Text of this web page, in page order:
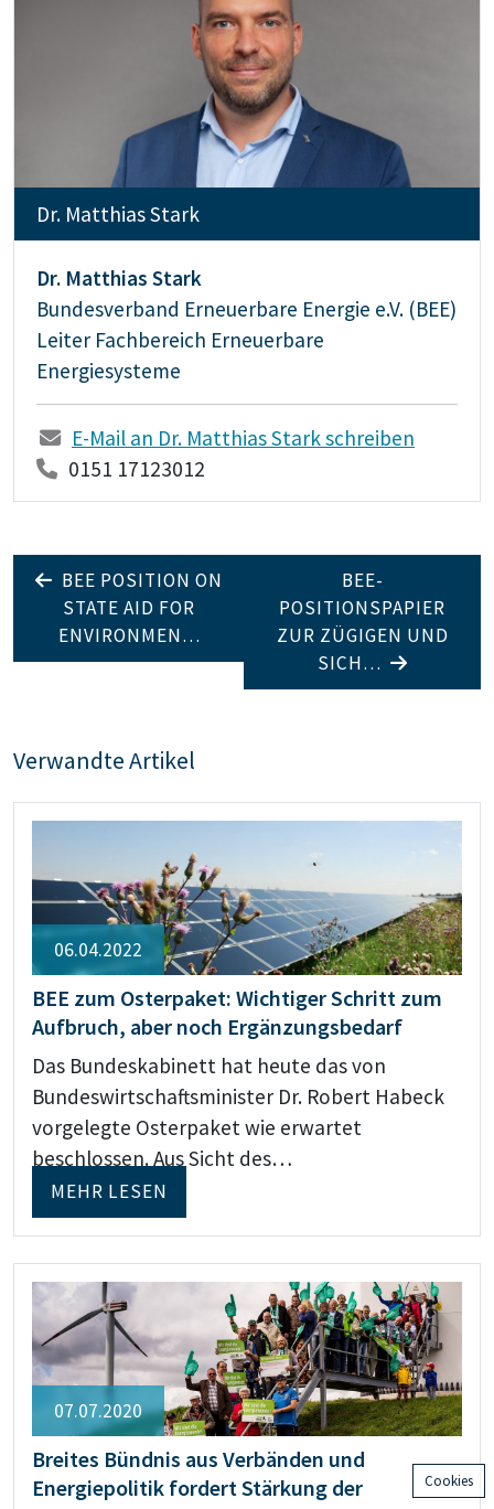
Dr. Matthias Stark
Dr. Matthias Stark
Bundesverband Erneuerbare Energie e.V. (BEE)
Leiter Fachbereich Erneuerbare
Energiesysteme
E-Mail an Dr. Matthias Stark schreiben
0151 17123012
BEE POSITION ON
STATE AID FOR
ENVIRONMEN…
BEE-
POSITIONSPAPIER
ZUR ZÜGIGEN UND
SICH…
Verwandte Artikel
06.04.2022
BEE zum Osterpaket: Wichtiger Schritt zum
Aufbruch, aber noch Ergänzungsbedarf
Das Bundeskabinett hat heute das von
Bundeswirtschaftsminister Dr. Robert Habeck
vorgelegte Osterpaket wie erwartet
beschlossen. Aus Sicht des…
MEHR LESEN
07.07.2020
Breites Bündnis aus Verbänden und
Energiepolitik fordert Stärkung der
Cookies